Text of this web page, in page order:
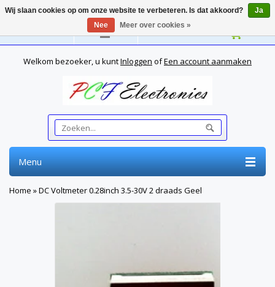
Nederlands
Welkom bezoeker, u kuntInloggen ofEen account aanmaken
Menu
Home »DC Voltmeter 0.28inch 3.5-30V 2 draads Geel
Wij slaan cookies op om onze website te verbeteren. Is dat akkoord?
Ja
Nee
Meer over cookies »